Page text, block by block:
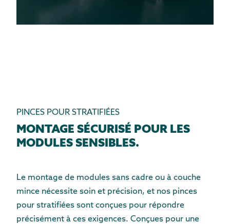
PINCES POUR STRATIFIÉES
MONTAGE SÉCURISÉ POUR LES
MODULES SENSIBLES.
Le montage de modules sans cadre ou à couche
mince nécessite soin et précision, et nos pinces
pour stratifiées sont conçues pour répondre
précisément à ces exigences. Conçues pour une